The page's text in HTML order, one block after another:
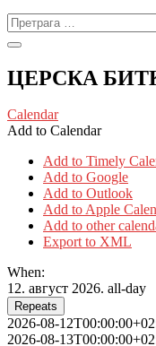
Претрага
за:
ЦЕРСКА
Calendar
Add to Calendar
Add to Timely
Add to Google
Add to Outlook
Add to Apple
Add to other
Export to XML
When:
12. август 2026. all-day
Repeats
2026-08-
2026-08-